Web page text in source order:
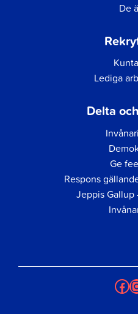
De
Lediga
Delta
Ge
Respons
Jeppis Gallup